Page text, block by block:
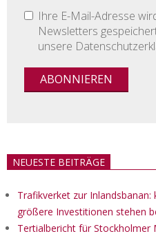
Ihre E-Mail-Adresse
Newsletters
unsere
NEUESTE BEITRÄGE
Trafikverket zur
größere Investitionen stehen
Tertialbericht für